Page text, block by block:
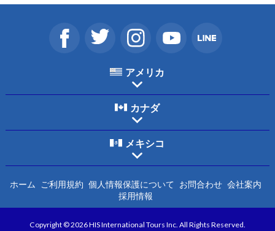
アメリカ
カナダ
メキシコ
ホーム ご利用規約 個人情報保護について お問合わせ 会社案内
採用情報
Copyright © 2026 HIS International Tours Inc. All Rights Reserved.